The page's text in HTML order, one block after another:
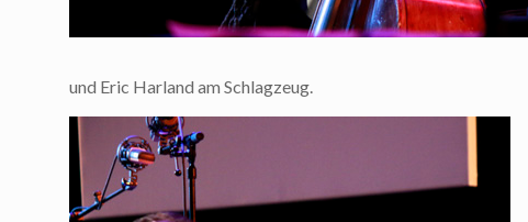
und Eric Harland am Schlagzeug.